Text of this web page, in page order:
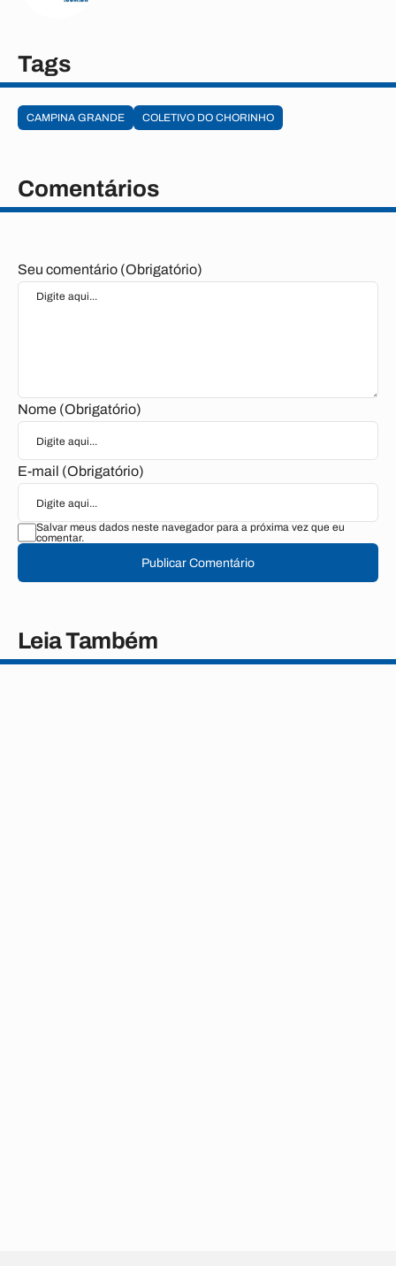
Tags
CAMPINA GRANDE COLETIVO DO CHORINHO
Comentários
Seu comentário (Obrigatório)
Nome (Obrigatório)
E-mail (Obrigatório)
Salvar meus dados neste navegador para a próxima vez que eu
comentar.
Publicar Comentário
Leia Também